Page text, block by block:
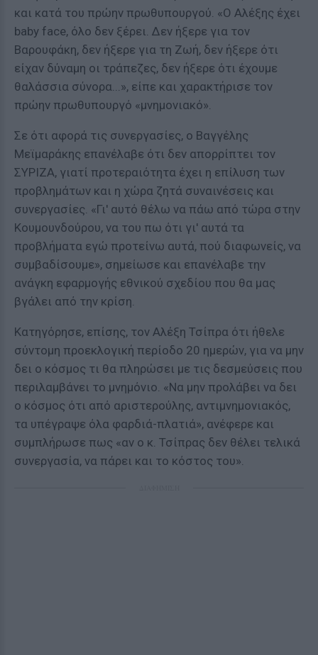
και κατά του πρώην πρωθυπουργού. «Ο Αλέξης έχει
baby face, όλο δεν ξέρει. Δεν ήξερε για τον
Βαρουφάκη, δεν ήξερε για τη Ζωή, δεν ήξερε ότι
είχαν δύναμη οι τράπεζες, δεν ήξερε ότι έχουμε
θαλάσσια σύνορα...», είπε και χαρακτήρισε τον
πρώην πρωθυπουργό «μνημονιακό».
Σε ότι αφορά τις συνεργασίες, ο Βαγγέλης
Μεϊμαράκης επανέλαβε ότι δεν απορρίπτει τον
ΣΥΡΙΖΑ, γιατί προτεραιότητα έχει η επίλυση των
προβλημάτων και η χώρα ζητά συναινέσεις και
συνεργασίες. «Γι' αυτό θέλω να πάω από τώρα στην
Κουμουνδούρου, να του πω ότι γι' αυτά τα
προβλήματα εγώ προτείνω αυτά, πού διαφωνείς, να
συμβαδίσουμε», σημείωσε και επανέλαβε την
ανάγκη εφαρμογής εθνικού σχεδίου που θα μας
βγάλει από την κρίση.
Κατηγόρησε, επίσης, τον Αλέξη Τσίπρα ότι ήθελε
σύντομη προεκλογική περίοδο 20 ημερών, για να μην
δει ο κόσμος τι θα πληρώσει με τις δεσμεύσεις που
περιλαμβάνει το μνημόνιο. «Να μην προλάβει να δει
ο κόσμος ότι από αριστερούλης, αντιμνημονιακός,
τα υπέγραψε όλα φαρδιά-πλατιά», ανέφερε και
συμπλήρωσε πως «αν ο κ. Τσίπρας δεν θέλει τελικά
συνεργασία, να πάρει και το κόστος του».